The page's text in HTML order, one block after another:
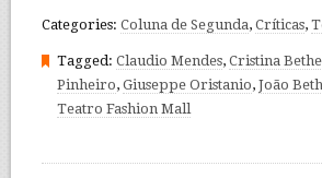
Categories: Coluna de Segunda, Críticas,
Tagged: Claudio Mendes, Cristina
Pinheiro, Giuseppe Oristanio, João
Teatro Fashion Mall